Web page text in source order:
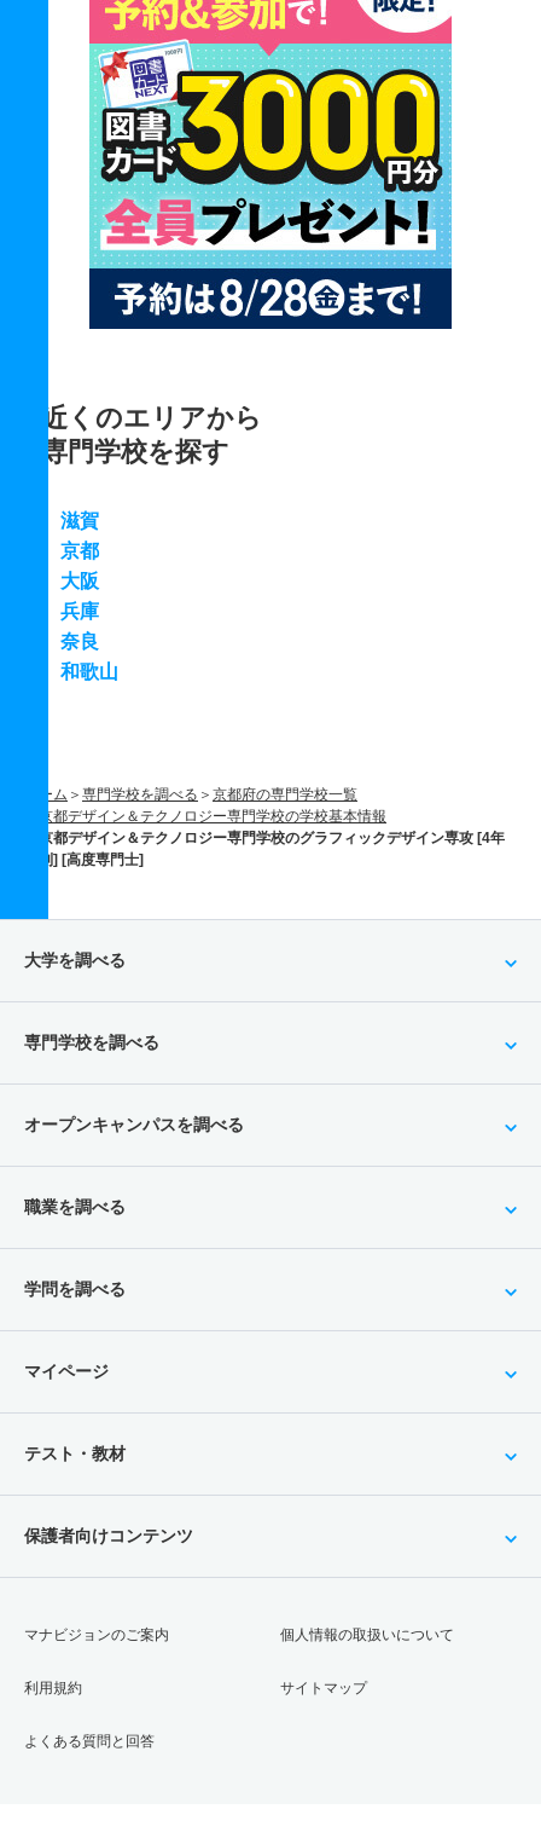
近くのエリアから
専門学校を探す
滋賀
京都
大阪
兵庫
奈良
和歌山
ホーム 専門学校を調べる
京都府の専門学校一覧
京都デザイン＆テクノロジー専門学校の学校基本情報
京都デザイン＆テクノロジー専門学校のグラフィックデザイン専攻 [4年
制] [高度専門士]
大学を調べる
専門学校を調べる
オープンキャンパスを調べる
職業を調べる
学問を調べる
マイページ
テスト・教材
保護者向けコンテンツ
マナビジョンのご案内
利用規約
よくある質問と回答
個人情報の取扱いについて
サイトマップ